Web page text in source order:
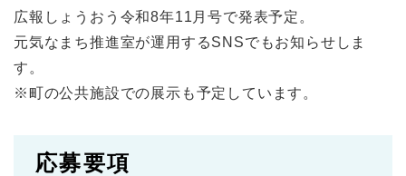
広報しょうおう令和8年11月号で発表予定。
元気なまち推進室が運用するSNSでもお知らせしま
す。
※町の公共施設での展示も予定しています。
応募要項